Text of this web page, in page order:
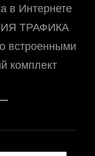
в Интернете
ТРАФИКА
встроенными
комплект